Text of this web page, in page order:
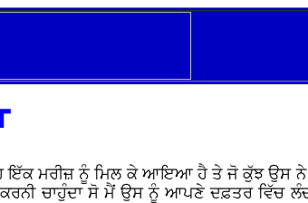
ਇੱਕ ਮਰੀਜ਼ ਨੂੰ ਮਿਲ ਕੇ ਆਇਆ ਹੈ ਤੇ ਜੋ ਕੁੱਝ ਉਸ
ਕਰਨੀ ਚਾਹੁੰਦਾ ਸੋ ਮੈਂ ਉਸ ਨੂੰ ਆਪਣੇ ਦਫ਼ਤਰ ਵਿੱਚ